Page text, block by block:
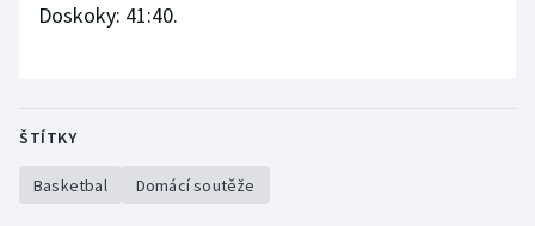
Doskoky: 41:40.
ŠTÍTKY
Basketbal Domácí soutěže